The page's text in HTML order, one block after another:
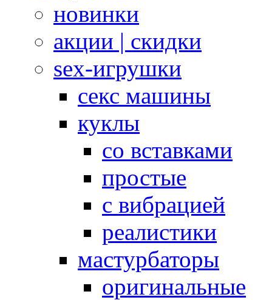
новинки
акции | скидки
sex-игрушки
секс машины
куклы
со вставками
простые
с вибрацией
реалистики
мастурбаторы
оригинальные